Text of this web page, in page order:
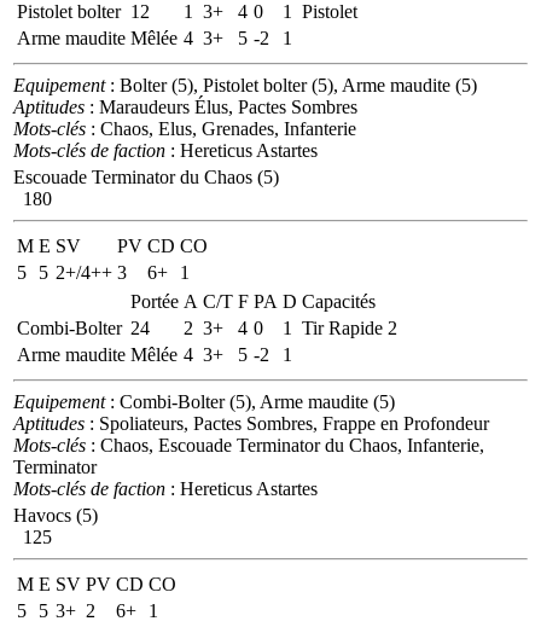
Pistolet bolter 12 1 3+ 4 0 1
Pistolet
Arme maudite Mêlée 4 3+ 5 -2 1
Equipement: Bolter (5), Pistolet bolter (5), Arme maudite (5)
Aptitudes : Maraudeurs Élus, Pactes Sombres
Mots-clés : Chaos, Elus, Grenades, Infanterie
Mots-clés de faction : Hereticus Astartes
Escouade Terminator du Chaos (5)
180
M E SV PV CD CO
5
5 2+/4++ 3 6+
1
Portée A C/T F PA D Capacités
Combi-Bolter 24 2 3+ 4 0 1
Tir Rapide 2
Arme maudite Mêlée 4 3+ 5 -2 1
Equipement: Combi-Bolter (5), Arme maudite (5)
Aptitudes : Spoliateurs, Pactes Sombres, Frappe en Profondeur
Mots-clés : Chaos, Escouade Terminator du Chaos, Infanterie,
Terminator
Mots-clés de faction : Hereticus Astartes
Havocs (5)
125
M E SV PV CD CO
5
5 3+ 2 6+
1